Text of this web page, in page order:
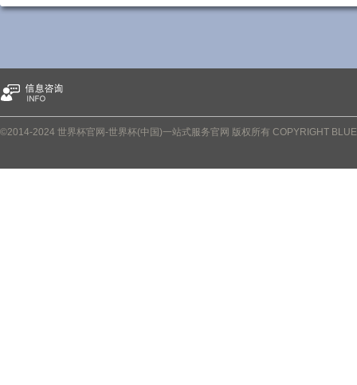
©2014-2024 世界杯官网-世界杯(中国)一站式服务官网 版权所有 COPYRIGHT